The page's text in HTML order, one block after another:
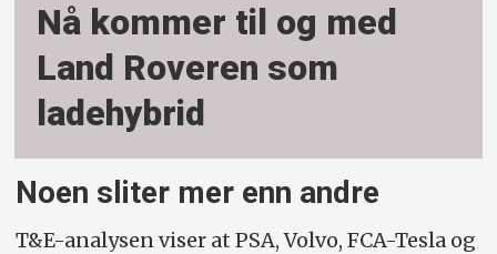
Nå kommer til og med
Land Roveren som
ladehybrid
Noen sliter mer enn andre
T&E-analysen viser at PSA, Volvo, FCA-Tesla og